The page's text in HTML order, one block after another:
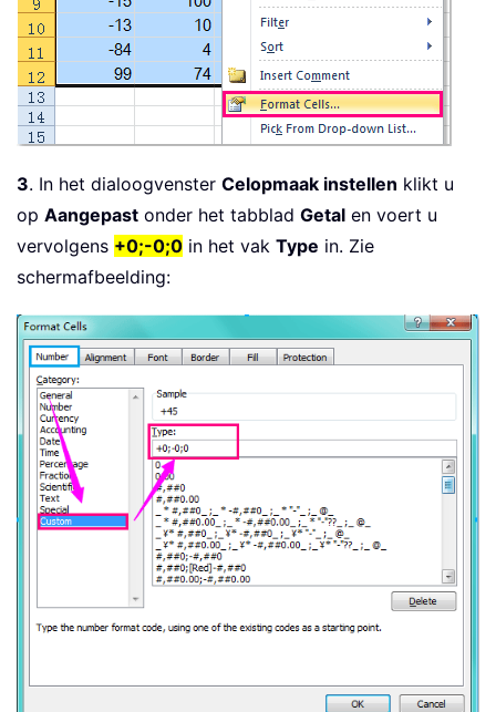
3. In het dialoogvenster Celopmaak instellen klikt u
op Aangepast onder het tabblad Getal en voert u
vervolgens +0;-0;0 in het vak Type in. Zie
schermafbeelding: